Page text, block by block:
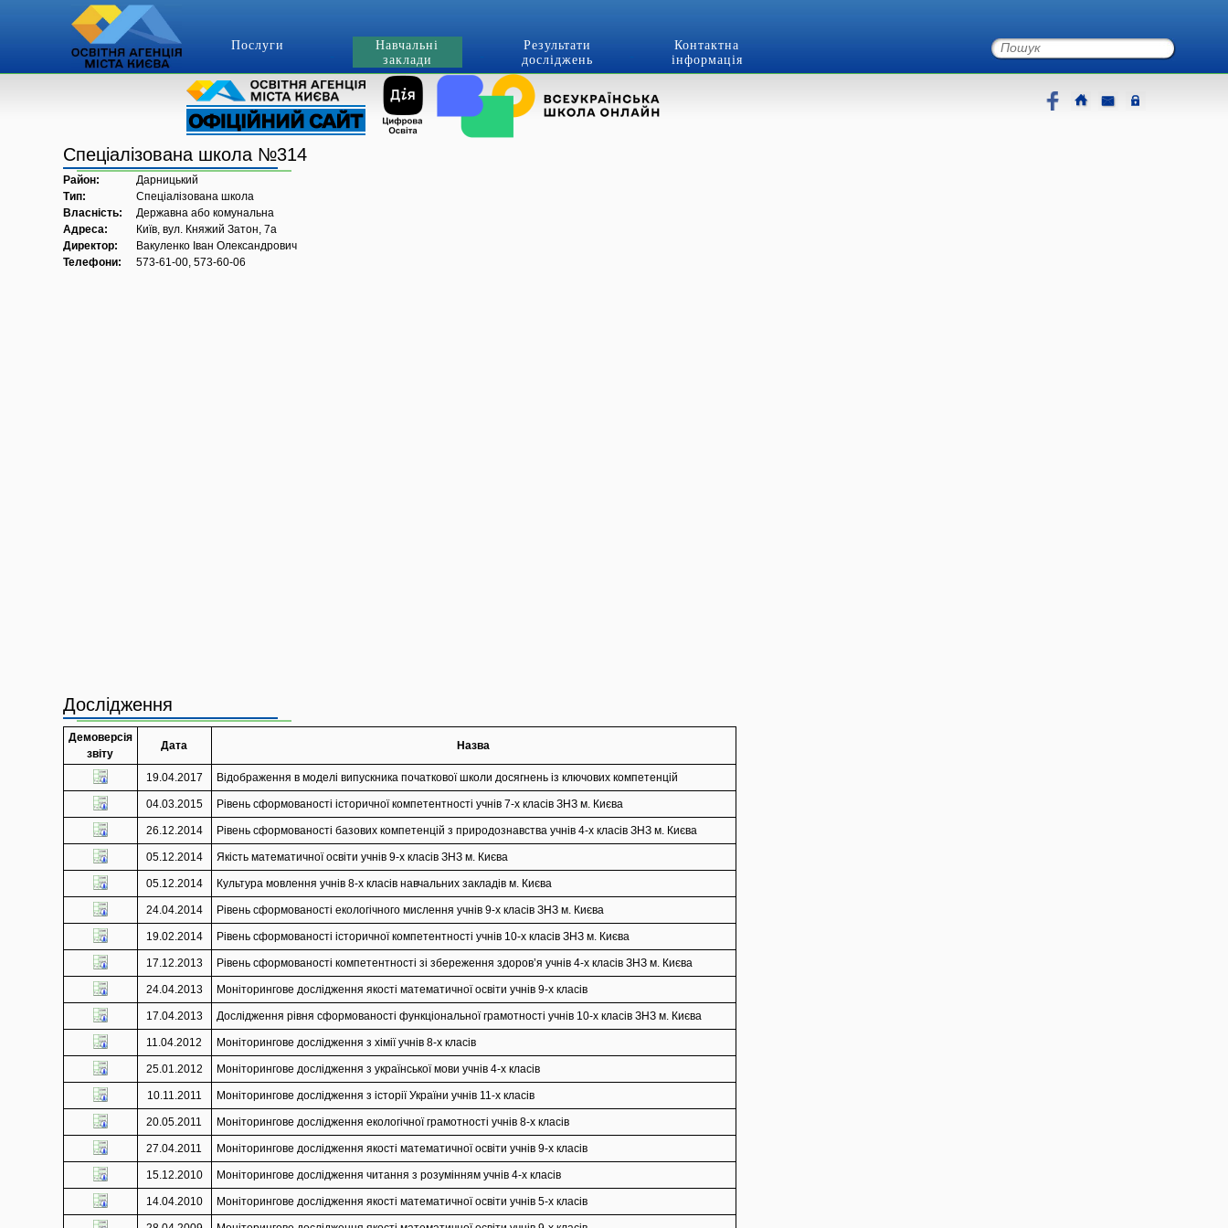
Послуги
Навчальні
заклади
Результати
досліджень
Контактна
інформація
Спеціалізована школа №314
Район:
Дарницький
Тип:
Спеціалізована школа
Власність:
Державна або комунальна
Адреса:
Київ, вул. Княжий Затон, 7а
Директор:
Вакуленко Іван Олександрович
Телефони:
573-61-00, 573-60-06
Дослідження
Демоверсія
звіту
Дата Назва
19.04.2017 Відображення в моделі випускника початкової школи досягнень із ключових компетенцій
04.03.2015 Рівень сформованості історичної компетентності учнів 7-х класів ЗНЗ м. Києва
26.12.2014 Рівень сформованості базових компетенцій з природознавства учнів 4-х класів ЗНЗ м. Києва
05.12.2014 Якість математичної освіти учнів 9-х класів ЗНЗ м. Києва
05.12.2014 Культура мовлення учнів 8-х класів навчальних закладів м. Києва
24.04.2014 Рівень сформованості екологічного мислення учнів 9-х класів ЗНЗ м. Києва
19.02.2014 Рівень сформованості історичної компетентності учнів 10-х класів ЗНЗ м. Києва
17.12.2013 Рівень сформованості компетентності зі збереження здоров’я учнів 4-х класів ЗНЗ м. Києва
24.04.2013 Моніторингове дослідження якості математичної освіти учнів 9-х класів
17.04.2013 Дослідження рівня сформованості функціональної грамотності учнів 10-х класів ЗНЗ м. Києва
11.04.2012 Моніторингове дослідження з хімії учнів 8-х класів
25.01.2012 Моніторингове дослідження з української мови учнів 4-х класів
10.11.2011 Моніторингове дослідження з історії України учнів 11-х класів
20.05.2011 Моніторингове дослідження екологічної грамотності учнів 8-х класів
27.04.2011 Моніторингове дослідження якості математичної освіти учнів 9-х класів
15.12.2010 Моніторингове дослідження читання з розумінням учнів 4-х класів
14.04.2010 Моніторингове дослідження якості математичної освіти учнів 5-х класів